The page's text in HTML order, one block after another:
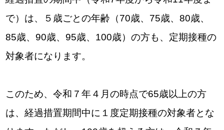
で）は、５歳ごとの年齢（70歳、75歳、80歳、
85歳、90歳、95歳、100歳）の方も、定期接種の
対象者になります。
このため、令和７年４月の時点で65歳以上の方
は、経過措置期間中に１度定期接種の対象者とな